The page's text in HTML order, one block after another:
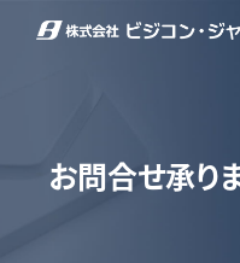
お問合せ承り